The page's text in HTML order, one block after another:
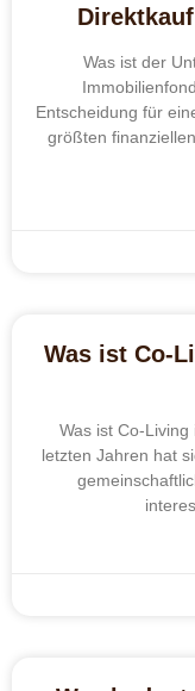
Was ist der
Entscheidung für
größten
Was ist Co-
Was ist Co-
letzten Jahren hat